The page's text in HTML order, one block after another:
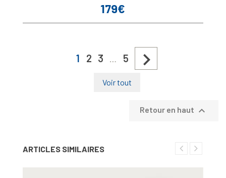
Prix
179€
1 2 3 … 5 
Voir tout
Retour en haut 
ARTICLES SIMILAIRES